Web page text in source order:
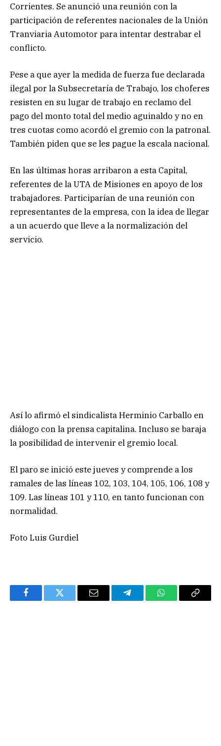
Corrientes. Se anunció una reunión con la
participación de referentes nacionales de la Unión
Tranviaria Automotor para intentar destrabar el
conflicto.
Pese a que ayer la medida de fuerza fue declarada
ilegal por la Subsecretaría de Trabajo, los choferes
resisten en su lugar de trabajo en reclamo del
pago del monto total del medio aguinaldo y no en
tres cuotas como acordó el gremio con la patronal.
También piden que se les pague la escala nacional.
En las últimas horas arribaron a esta Capital,
referentes de la UTA de Misiones en apoyo de los
trabajadores. Participarían de una reunión con
representantes de la empresa, con la idea de llegar
a un acuerdo que lleve a la normalización del
servicio.
Así lo afirmó el sindicalista Herminio Carballo en
diálogo con la prensa capitalina. Incluso se baraja
la posibilidad de intervenir el gremio local.
El paro se inició este jueves y comprende a los
ramales de las líneas 102, 103, 104, 105, 106, 108 y
109. Las líneas 101 y 110, en tanto funcionan con
normalidad.
Foto Luis Gurdiel
FacebookTwitter Email TelegramWhatsAppCopy